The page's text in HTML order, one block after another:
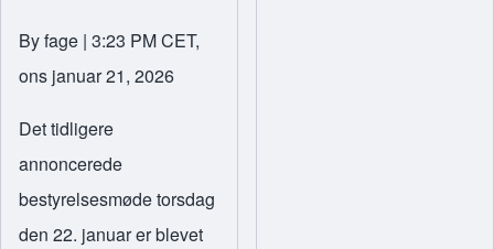
Byfage | 3:23 PM CET,
ons januar 21, 2026
Det tidligere
annoncerede
bestyrelsesmøde torsdag
den 22. januar er blevet